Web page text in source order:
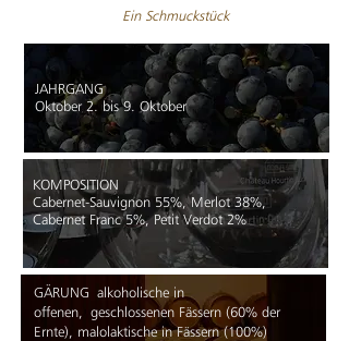
Ein Schmuckstück
JAHRGANG
Oktober 2. bis 9. Oktober
KOMPOSITION
Cabernet-Sauvignon 55%, Merlot 38%,
Cabernet Franc 5%, Petit Verdot 2%
GÄRUNG alkoholische in
offenen, geschlossenen Fässern (60% der
Ernte), malolaktische in Fässern (100%)